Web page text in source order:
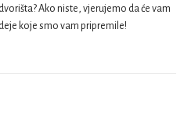
Ako niste, vjerujemo da će vam
koje smo vam pripremile!